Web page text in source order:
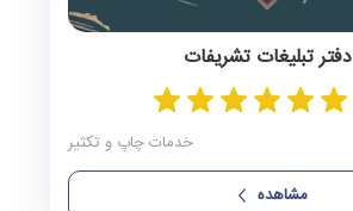
0 آگهی
دفتر تبلیغات تشریفات
خدمات چاپ و تکثیر
مشاهده